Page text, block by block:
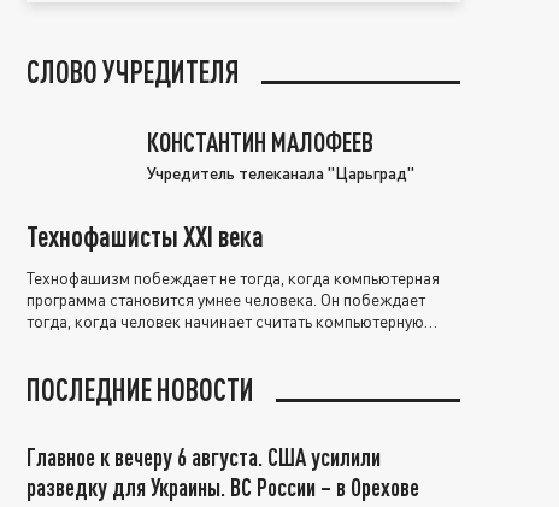
СЛОВО УЧРЕДИТЕЛЯ
КОНСТАНТИН МАЛОФЕЕВ
Учредитель телеканала "Царьград"
Технофашисты XXI века
Технофашизм побеждает не тогда, когда компьютерная
программа становится умнее человека. Он побеждает
тогда, когда человек начинает считать компьютерную
ПОСЛЕДНИЕ НОВОСТИ
Главное к вечеру 6 августа. США усилили
разведку для Украины. ВС России – в Орехове